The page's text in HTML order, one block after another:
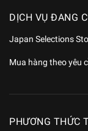
DỊCH VỤ ĐANG
Japan Selections
Mua hàng theo yêu
PHƯƠNG THỨC